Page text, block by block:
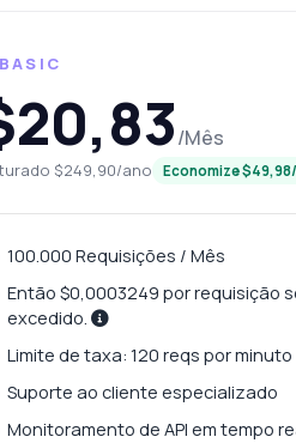
/Mês
$249,90/ano Economize
100.000 Requisições / Mês
Então $0,0003249 por requisição
excedido.
Limite de taxa: 120 reqs por minuto
Suporte ao cliente especializado
Monitoramento de API em tempo